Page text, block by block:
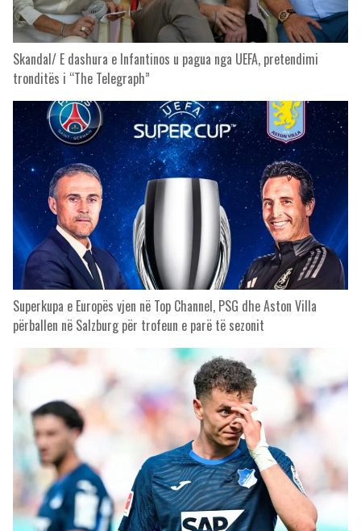
Skandal/ E dashura e Infantinos u pagua nga UEFA, pretendimi
tronditës i “The Telegraph”
Superkupa e Europës vjen në Top Channel, PSG dhe Aston Villa
përballen në Salzburg për trofeun e parë të sezonit